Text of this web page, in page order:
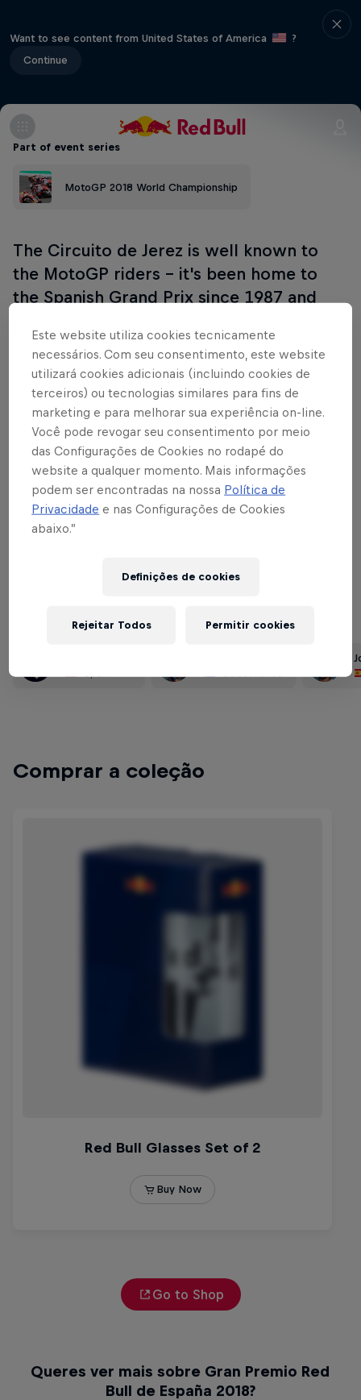
Want to see content from United States of America
?
Continue
Part of event series
MotoGP 2018 World Championship
The Circuito de Jerez is well known to
the MotoGP riders – it's been home to
the Spanish Grand Prix since 1987 and
testing. The weather often holds up well
for a sunny weekend and the massive
250,000-plus crowd who attend
throughout the weekend bring more than
enough atmosphere to welcome MotoGP
back to Europe. Dani Pedrosa claimed the
MotoGP glory here in 2017, with Alex
Márquez and Arón Canet winning the
Moto2 and Moto3 races respectively to
Part of this event
Spain
South Africa
Comprar a coleção
Go to Shop
Queres ver mais sobre Gran Premio Red
Bull de España 2018?
Este website utiliza cookies tecnicamente
necessários. Com seu consentimento, este website
utilizará cookies adicionais (incluindo cookies de
terceiros) ou tecnologias similares para fins de
marketing e para melhorar sua experiência on-line.
Você pode revogar seu consentimento por meio
das Configurações de Cookies no rodapé do
website a qualquer momento. Mais informações
podem ser encontradas na nossa Política de
Privacidade e nas Configurações de Cookies
abaixo.”
Definições de cookies
Rejeitar Todos Permitir cookies